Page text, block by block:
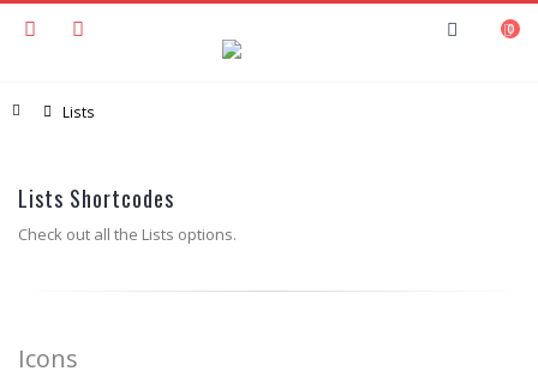
0
Home
Lists
Lists Shortcodes
Check out all the Lists options.
Icons